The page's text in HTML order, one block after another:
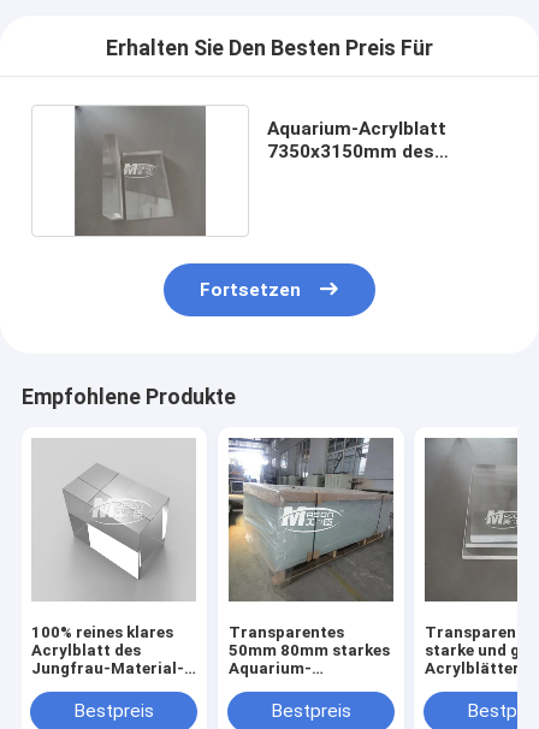
Erhalten Sie Den Besten Preis Für
Aquarium-Acrylblatt
7350x3150mm des
Fortsetzen
Empfohlene Produkte
100% reines klares
Acrylblatt des
Jungfrau-Material-
allgemeine
Aquarium-Wand
Bestpreis
Transparentes
50mm 80mm starkes
Aquarium-
Bestpreis
Transparente
starke und
Acrylblätter